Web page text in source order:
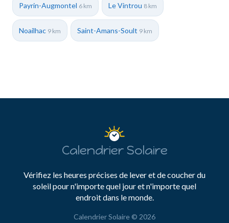
Payrin-Augmontel 6 km Le Vintrou 8 km
Noailhac 9 km Saint-Amans-Soult 9 km
Calendrier Solaire
Vérifiez les heures précises de lever et de coucher du
soleil pour n'importe quel jour et n'importe quel
endroit dans le monde.
Calendrier Solaire © 2026